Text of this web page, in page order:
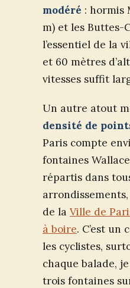
modéré : hormis
m) et les Buttes-
l’essentiel de la
et 60 mètres
vitesses suffit
Un autre atout
densité de
Paris compte
fontaines
répartis dans
de la Ville de
à boire. C’est
les cyclistes,
chaque balade,
trois fontaines